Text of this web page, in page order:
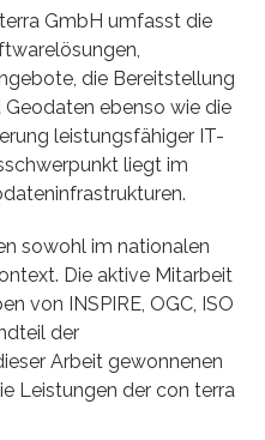
GmbH umfasst die
die Bereitstellung
ebenso wie die
leistungsfähiger IT-
liegt im
sowohl im nationalen
Die aktive Mitarbeit
von INSPIRE, OGC, ISO
der
Arbeit gewonnenen
Leistungen der con terra